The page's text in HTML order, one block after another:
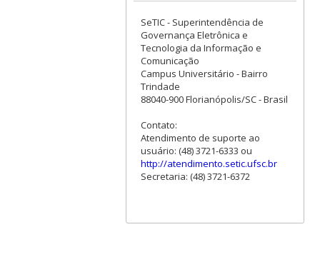
SeTIC - Superintendência de
Governança Eletrônica e
Tecnologia da Informação e
Comunicação
Campus Universitário - Bairro
Trindade
88040-900 Florianópolis/SC - Brasil
Contato:
Atendimento de suporte ao
usuário: (48) 3721-6333 ou
http://atendimento.setic.ufsc.br
Secretaria: (48) 3721-6372